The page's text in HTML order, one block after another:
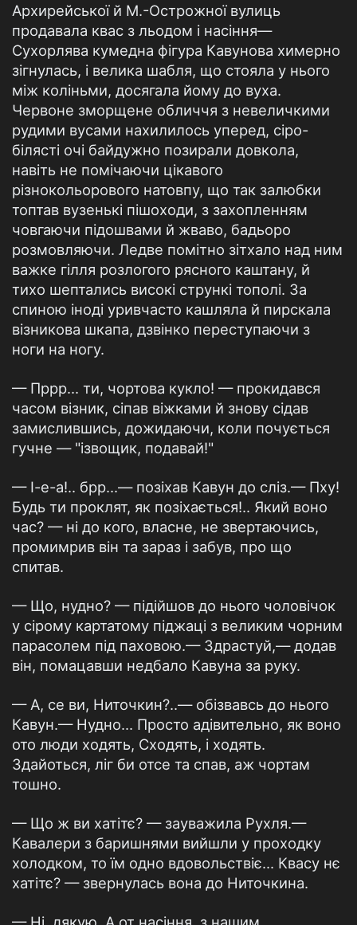
Архирейської й М.-Острожної вулиць
продавала квас з льодом і насіння—
Сухорлява кумедна фігура Кавунова химерно
зігнулась, і велика шабля, що стояла у нього
між коліньми, досягала йому до вуха.
Червоне зморщене обличчя з невеличкими
рудими вусами нахилилось уперед, сіро-
білясті очі байдужно позирали довкола,
навіть не помічаючи цікавого
різнокольорового натовпу, що так залюбки
топтав вузенькі пішоходи, з захопленням
човгаючи підошвами й жваво, бадьоро
розмовляючи. Ледве помітно зітхало над ним
важке гілля розлогого рясного каштану, й
тихо шептались високі стрункі тополі. За
спиною іноді уривчасто кашляла й пирскала
візникова шкапа, дзвінко переступаючи з
ноги на ногу.
— Пррр... ти, чортова кукло! — прокидався
часом візник, сіпав віжками й знову сідав
замислившись, дожидаючи, коли почується
гучне — "ізвощик, подавай!"
— І-е-а!.. брр...— позіхав Кавун до сліз.— Пху!
Будь ти проклят, як позіхається!.. Який воно
час? — ні до кого, власне, не звертаючись,
промимрив він та зараз і забув, про що
спитав.
— Що, нудно? — підійшов до нього чоловічок
у сірому картатому піджаці з великим чорним
парасолем під паховою.— Здрастуй,— додав
він, помацавши недбало Кавуна за руку.
— А, се ви, Ниточкин?..— обізвавсь до нього
Кавун.— Нудно... Просто адівительно, як воно
ото люди ходять, Сходять, і ходять.
Здайоться, ліг би отсе та спав, аж чортам
тошно.
— Що ж ви хатітє? — зауважила Рухля.—
Кавалери з баришнями вийшли у проходку
холодком, то їм одно вдовольствіє... Квасу нє
хатітє? — звернулась вона до Ниточкина.